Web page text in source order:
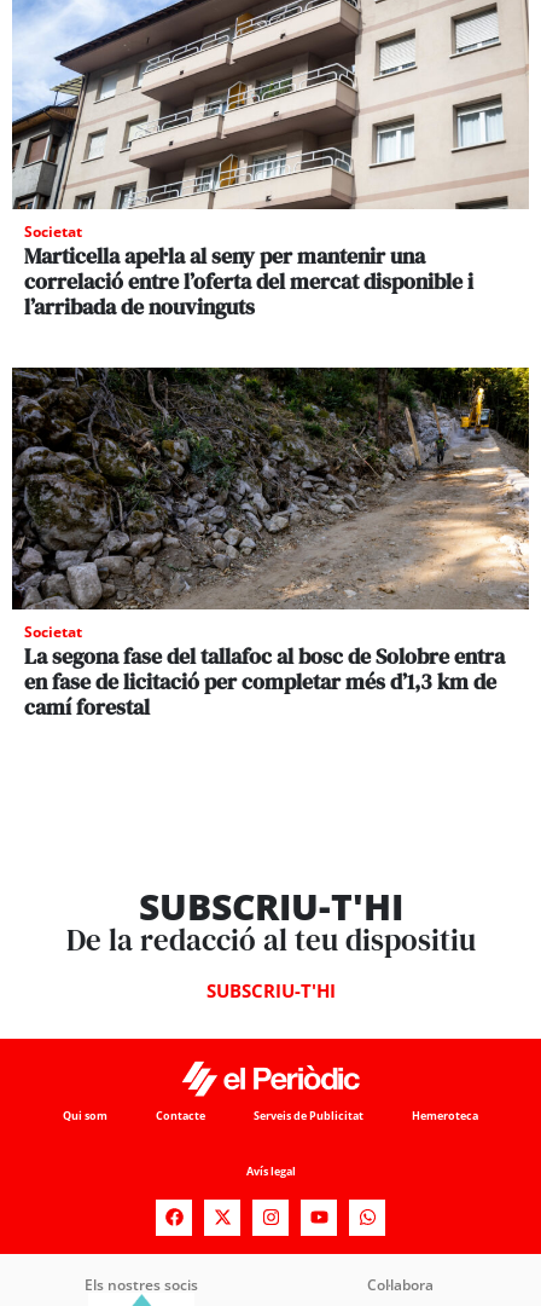
Societat
Marticella apel·la al seny per mantenir una
correlació entre l’oferta del mercat disponible i
l’arribada de nouvinguts
Societat
La segona fase del tallafoc al bosc de Solobre entra
en fase de licitació per completar més d’1,3 km de
camí forestal
SUBSCRIU-T'HI
De la redacció al teu dispositiu
SUBSCRIU-T'HI
Qui som Contacte Serveis de Publicitat Hemeroteca
Avís legal
Els nostres socis Col·labora